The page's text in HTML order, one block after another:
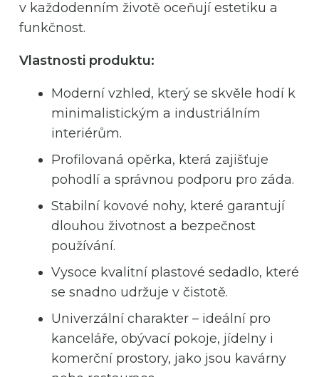
v každodenním životě oceňují estetiku a
funkčnost.
Vlastnosti produktu:
Moderní vzhled, který se skvěle hodí k
minimalistickým a industriálním
interiérům.
Profilovaná opěrka, která zajišťuje
pohodlí a správnou podporu pro záda.
Stabilní kovové nohy, které garantují
dlouhou životnost a bezpečnost
používání.
Vysoce kvalitní plastové sedadlo, které
se snadno udržuje v čistotě.
Univerzální charakter – ideální pro
kanceláře, obývací pokoje, jídelny i
komerční prostory, jako jsou kavárny